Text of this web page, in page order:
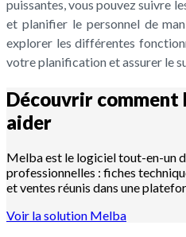
puissantes, vous pouvez suivre
et planifier le personnel de
explorer les différentes
votre planification et assurer le
Découvrir comment
aider
Melba est le logiciel tout-en-un
professionnelles : fiches
et ventes réunis dans une
Voir la solution Melba